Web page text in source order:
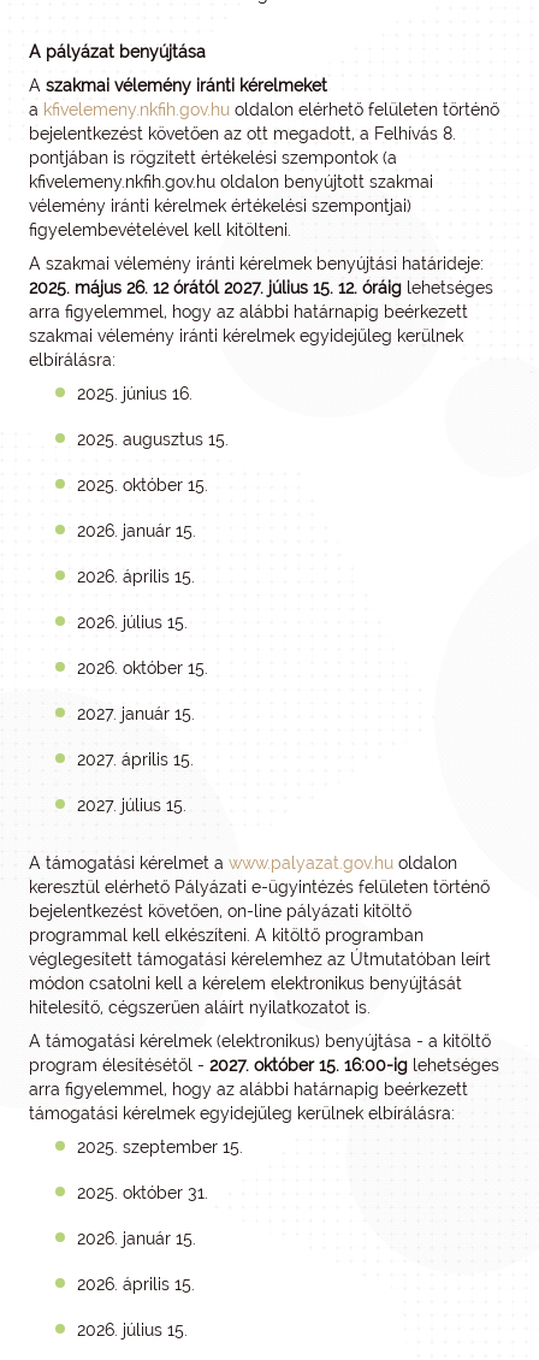
A pályázat benyújtása
A szakmai vélemény iránti kérelmeket
a kfivelemeny.nkfih.gov.hu oldalon elérhető felületen történő
bejelentkezést követően az ott megadott, a Felhívás 8.
pontjában is rögzített értékelési szempontok (a
kfivelemeny.nkfih.gov.hu oldalon benyújtott szakmai
vélemény iránti kérelmek értékelési szempontjai)
figyelembevételével kell kitölteni.
A szakmai vélemény iránti kérelmek benyújtási határideje:
2025. május 26. 12 órától 2027. július 15. 12. óráig lehetséges
arra figyelemmel, hogy az alábbi határnapig beérkezett
szakmai vélemény iránti kérelmek egyidejűleg kerülnek
elbírálásra:
2025. június 16.
2025. augusztus 15.
2025. október 15.
2026. január 15.
2026. április 15.
2026. július 15.
2026. október 15.
2027. január 15.
2027. április 15.
2027. július 15.
A támogatási kérelmet a www.palyazat.gov.hu oldalon
keresztül elérhető Pályázati e-ügyintézés felületen történő
bejelentkezést követően, on-line pályázati kitöltő
programmal kell elkészíteni. A kitöltő programban
véglegesített támogatási kérelemhez az Útmutatóban leírt
módon csatolni kell a kérelem elektronikus benyújtását
hitelesítő, cégszerűen aláírt nyilatkozatot is.
A támogatási kérelmek (elektronikus) benyújtása - a kitöltő
program élesítésétől - 2027. október 15. 16:00-ig lehetséges
arra figyelemmel, hogy az alábbi határnapig beérkezett
támogatási kérelmek egyidejűleg kerülnek elbírálásra:
2025. szeptember 15.
2025. október 31.
2026. január 15.
2026. április 15.
2026. július 15.